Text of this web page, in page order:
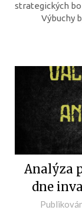
strategických
Výbuchy
Analýza
dne